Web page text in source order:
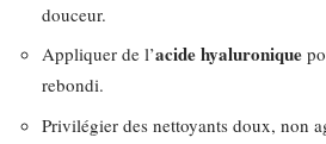
douceur.
Appliquer de l’acide hyaluronique
rebondi.
Privilégier des nettoyants doux, non